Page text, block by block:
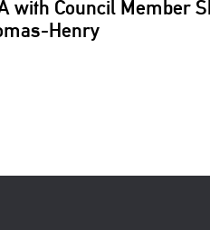
with Council Member
Henry